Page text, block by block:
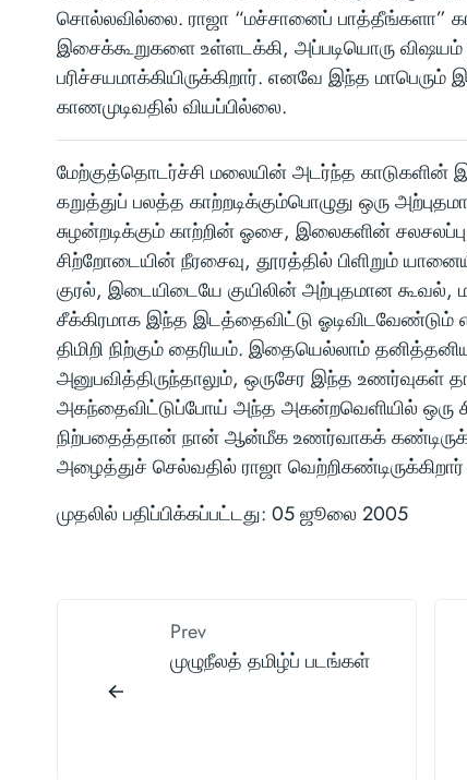
சொல்லவில்லை. ராஜா “மச்சானைப் பாத்தீங்களா”
இசைக்கூறுகளை உள்ளடக்கி, அப்படியொரு விஷயம்
பரிச்சயமாக்கியிருக்கிறார். எனவே இந்த
காணமுடிவதில் வியப்பில்லை.
மேற்குத்தொடர்ச்சி மலையின் அடர்ந்த காடுகளின்
கறுத்துப் பலத்த காற்றடிக்கும்பொழுது ஒரு
சுழன்றடிக்கும் காற்றின் ஓசை, இலைகளின்
சிற்றோடையின் நீரசைவு, தூரத்தில் பிளிறும்
குரல், இடையிடையே குயிலின் அற்புதமான கூவல்,
சீக்கிரமாக இந்த இடத்தைவிட்டு
திமிறி நிற்கும் தைரியம். இதையெல்லாம்
அனுபவித்திருந்தாலும், ஒருசேர இந்த உணர்வுகள்
அகந்தைவிட்டுப்போய் அந்த அகன்றவெளியில் ஒரு
நிற்பதைத்தான் நான் ஆன்மீக உணர்வாகக்
அழைத்துச் செல்வதில் ராஜா
முதலில் பதிப்பிக்கப்பட்டது: 05 ஜூலை 2005
Prev
முழுநீலத் தமிழ்ப் படங்கள்